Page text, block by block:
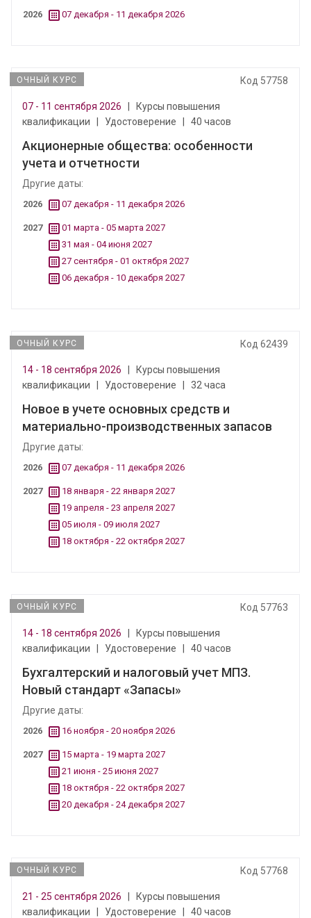
2026 07 декабря - 11 декабря 2026
ОЧНЫЙ КУРС Код 57758
07 - 11 сентября 2026
Курсы повышения
квалификации
Удостоверение 40 часов
Акционерные общества: особенности
учета и отчетности
Другие даты:
2026 07 декабря - 11 декабря 2026
2027
01 марта - 05 марта 2027
31 мая - 04 июня 2027
27 сентября - 01 октября 2027
06 декабря - 10 декабря 2027
ОЧНЫЙ КУРС Код 62439
14 - 18 сентября 2026
Курсы повышения
квалификации
Удостоверение 32 часа
Новое в учете основных средств и
материально-производственных запасов
Другие даты:
2026 07 декабря - 11 декабря 2026
2027
18 января - 22 января 2027
19 апреля - 23 апреля 2027
05 июля - 09 июля 2027
18 октября - 22 октября 2027
ОЧНЫЙ КУРС Код 57763
14 - 18 сентября 2026
Курсы повышения
квалификации
Удостоверение 40 часов
Бухгалтерский и налоговый учет МПЗ.
Новый стандарт «Запасы»
Другие даты:
2026 16 ноября - 20 ноября 2026
2027
15 марта - 19 марта 2027
21 июня - 25 июня 2027
18 октября - 22 октября 2027
20 декабря - 24 декабря 2027
ОЧНЫЙ КУРС Код 57768
21 - 25 сентября 2026
Курсы повышения
квалификации
Удостоверение 40 часов